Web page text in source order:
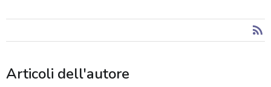
Articoli dell'autore